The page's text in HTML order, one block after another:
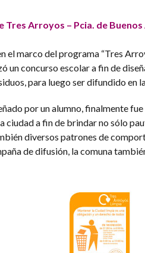
Tres Arroyos – Pcia. de Buenos
el marco del programa “Tres
un concurso escolar a fin de
para luego ser difundido en
por un alumno, finalmente
ciudad a fin de brindar no sólo
diversos patrones de
de difusión, la comuna